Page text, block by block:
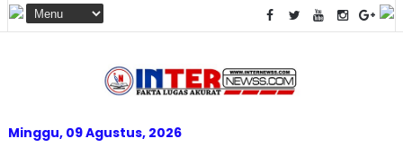
Minggu, 09 Agustus, 2026